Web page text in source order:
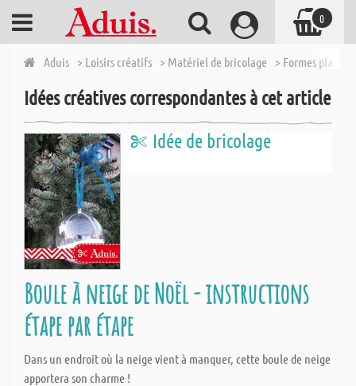
Aduis > Loisirs créatifs > Matériel de bricolage > Formes
Idées créatives correspondantes à cet article
Idée de bricolage
Boule à neige de Noël - instructions
étape par étape
Dans un endroit où la neige vient à manquer, cette boule de neige
apportera son charme !
0